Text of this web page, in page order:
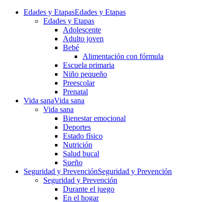
Edades y EtapasEdades y Etapas
Edades y Etapas
Adolescente
Adulto joven
Bebé
Alimentación con fórmula
Escuela primaria
Niño pequeño
Preescolar
Prenatal
Vida sanaVida sana
Vida sana
Bienestar emocional
Deportes
Estado físico
Nutrición
Salud bucal
Sueño
Seguridad y PrevenciónSeguridad y Prevención
Seguridad y Prevención
Durante el juego
En el hogar